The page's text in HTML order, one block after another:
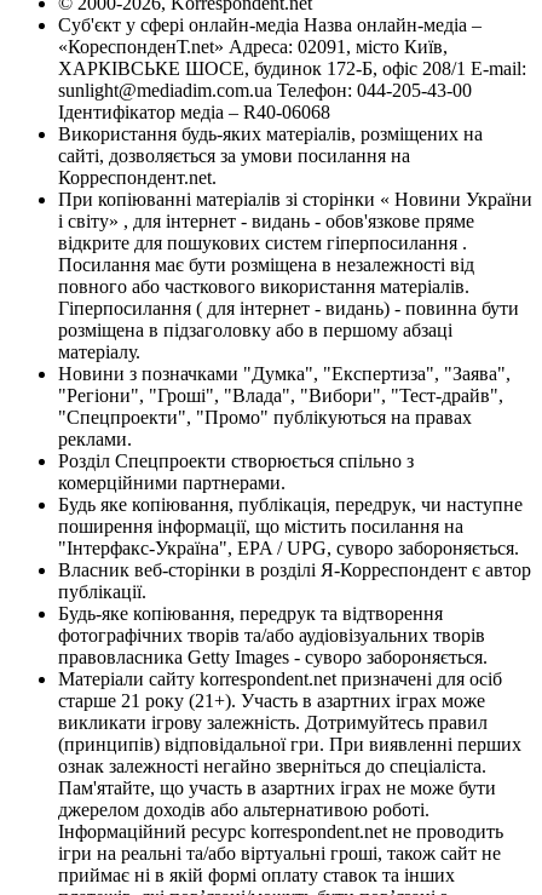
Суб'єкт у сфері онлайн-медіа Назва онлайн-медіа –
«КореспонденТ.net» Адреса: 02091, місто Київ,
ХАРКІВСЬКЕ ШОСЕ, будинок 172-Б, офіс 208/1 E-mail:
sunlight@mediadim.com.ua Телефон: 044-205-43-00
Ідентифікатор медіа – R40-06068
Використання будь-яких матеріалів, розміщених на
сайті, дозволяється за умови посилання на
Корреспондент.net.
При копіюванні матеріалів зі сторінки « Новини України
і світу» , для інтернет - видань - обов'язкове пряме
відкрите для пошукових систем гіперпосилання .
Посилання має бути розміщена в незалежності від
повного або часткового використання матеріалів.
Гіперпосилання ( для інтернет - видань) - повинна бути
розміщена в підзаголовку або в першому абзаці
матеріалу.
Новини з позначками "Думка", "Експертиза", "Заява",
"Регіони", "Гроші", "Влада", "Вибори", "Тест-драйв",
"Спецпроекти", "Промо" публікуються на правах
реклами.
Розділ Спецпроекти створюється спільно з
комерційними партнерами.
Будь яке копіювання, публікація, передрук, чи наступне
поширення інформації, що містить посилання на
"Інтерфакс-Україна", EPA / UPG, суворо забороняється.
Власник веб-сторінки в розділі Я-Корреспондент є автор
публікації.
Будь-яке копіювання, передрук та відтворення
фотографічних творів та/або аудіовізуальних творів
правовласника Getty Images - суворо забороняється.
Матеріали сайту korrespondent.net призначені для осіб
старше 21 року (21+). Участь в азартних іграх може
викликати ігрову залежність. Дотримуйтесь правил
(принципів) відповідальної гри. При виявленні перших
ознак залежності негайно зверніться до спеціаліста.
Пам'ятайте, що участь в азартних іграх не може бути
джерелом доходів або альтернативою роботі.
Інформаційний ресурс korrespondent.net не проводить
ігри на реальні та/або віртуальні гроші, також сайт не
приймає ні в якій формі оплату ставок та інших